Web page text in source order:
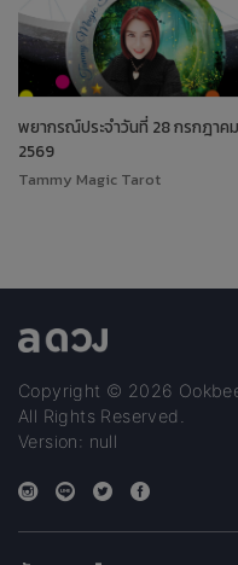
พยากรณ์ประจำวันที่ 28 กรกฎาคม
2569
Tammy Magic Tarot
Copyright © 2026
All Rights Reserved.
Version: null